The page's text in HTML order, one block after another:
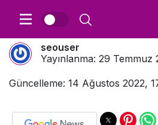
Google Mobil
seouser
Yayınlanma: 29 Temmuz
Güncelleme: 14 Ağustos 2022,